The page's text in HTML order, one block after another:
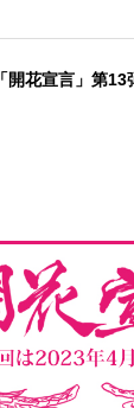
「開花宣言」第